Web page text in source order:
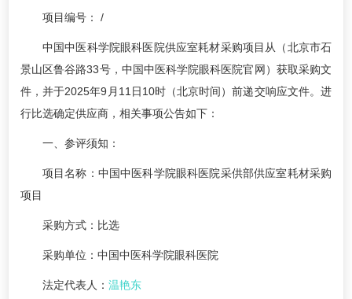
项目编号： /
中国中医科学院眼科医院供应室耗材采购项目从（北京市石
景山区鲁谷路33号，中国中医科学院眼科医院官网）获取采购文
件，并于2025年9月11日10时（北京时间）前递交响应文件。进
行比选确定供应商，相关事项公告如下：
一、参评须知：
项目名称：中国中医科学院眼科医院采供部供应室耗材采购
项目
采购方式：比选
采购单位：中国中医科学院眼科医院
法定代表人： 温艳东